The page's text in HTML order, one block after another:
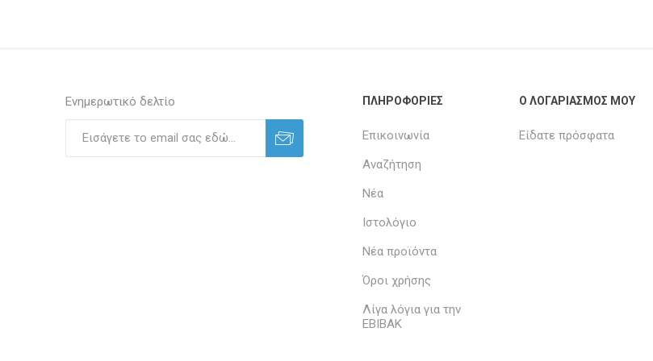
Ενημερωτικό δελτίο ΠΛΗΡΟΦΟΡΊΕΣ
Επικοινωνία
Αναζήτηση
Νέα
Ιστολόγιο
Νέα προϊόντα
Όροι χρήσης
Λίγα λόγια για την
ΕΒΙΒΑΚ
Ο ΛΟΓΑΡΙΑΣΜΌΣ ΜΟΥ
Είδατε πρόσφατα